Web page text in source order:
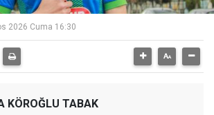
2026 Cuma 16:30
KÖROĞLU TABAK